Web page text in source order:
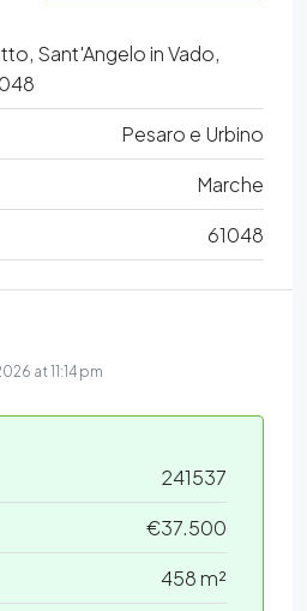
Sant'Angelo in Vado,
Pesaro e Urbino
Marche
61048
at 11:14 pm
241537
€37.500
458 m²